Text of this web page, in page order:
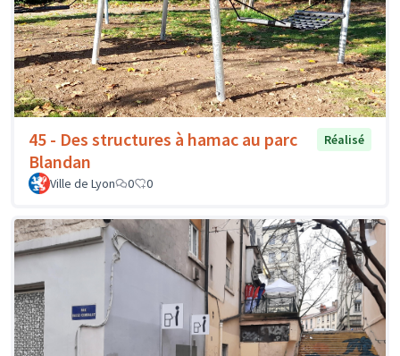
45 - Des structures à hamac au parc
Blandan
Réalisé
Ville de Lyon 0 0